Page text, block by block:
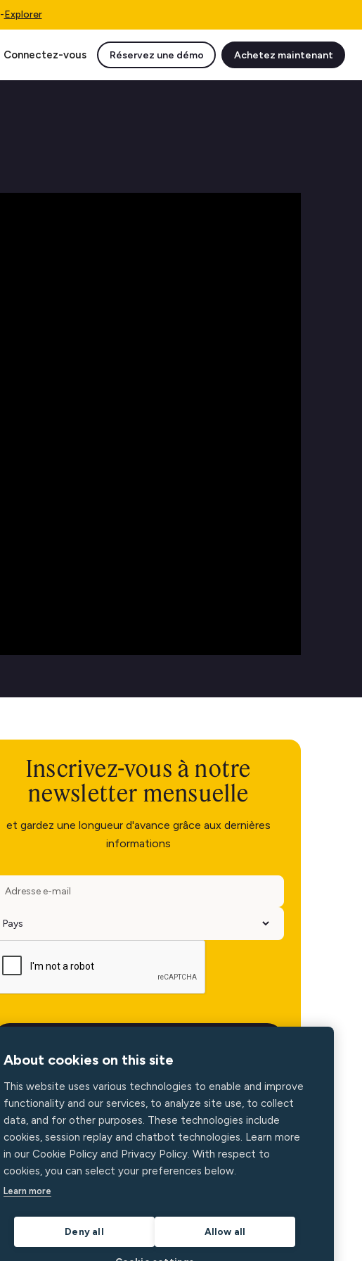
-Explorer
Connectez-vous Réservez une démo Achetez maintenant
Inscrivez-vous à notre
newsletter mensuelle
et gardez une longueur d'avance grâce aux dernières
informations
About cookies on this site
This website uses various technologies to enable and improve
functionality and our services, to analyze site use, to collect
data, and for other purposes. These technologies include
cookies, session replay and chatbot technologies. Learn more
in our Cookie Policy and Privacy Policy. With respect to
cookies, you can select your preferences below.
Learn more
Deny all Allow all